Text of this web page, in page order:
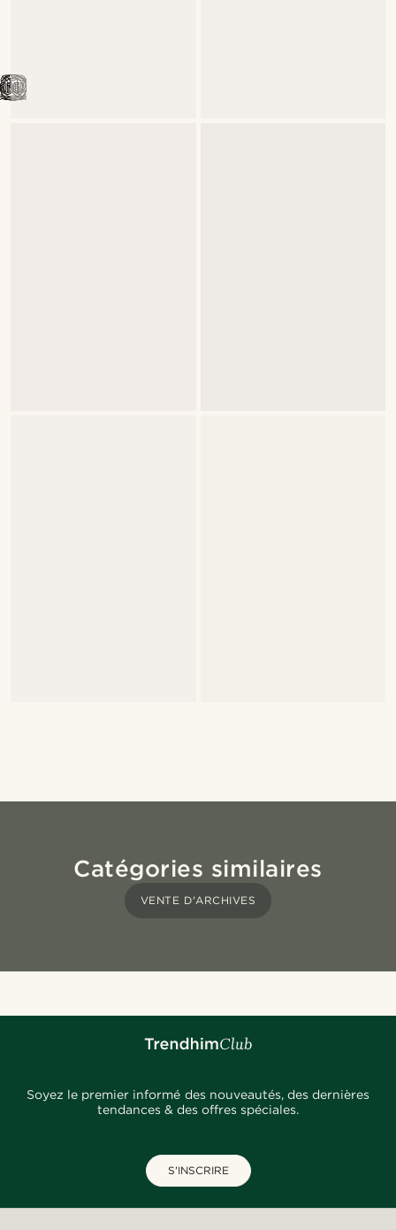
Catégories similaires
VENTE D'ARCHIVES
Soyez le premier informé des nouveautés, des dernières
tendances & des offres spéciales.
S'INSCRIRE